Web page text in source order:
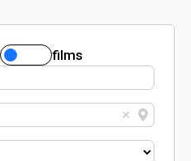
films